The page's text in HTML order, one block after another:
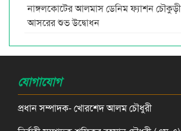
নাঙ্গলকোটের আলমাস ডেনিম ফ্যাশন চৌকুড়ী
আসরের শুভ উদ্বোধন
যোগাযোগ
প্রধান সম্পাদক- খোরশেদ আলম চৌধুরী